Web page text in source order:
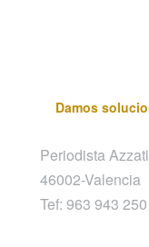
Damos
Periodista
46002-Valencia
Tef: 963 943 250